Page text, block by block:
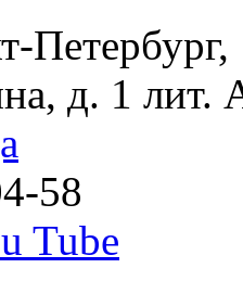
Петербург,
д. 1 лит.
58
Tube